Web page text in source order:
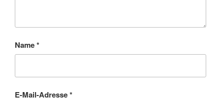
Name*
E-Mail-Adresse*